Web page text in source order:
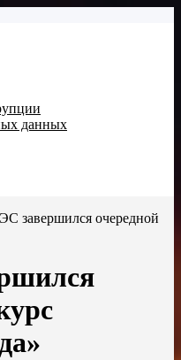
данных
завершился очередной